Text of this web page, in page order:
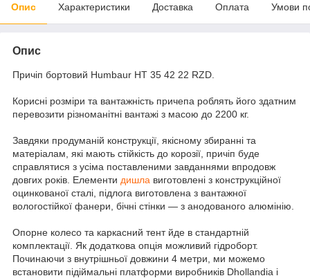
Опис Характеристики Доставка Оплата Умови
Опис
Причіп бортовий Humbaur HT 35 42 22 RZD.
Корисні розміри та вантажність причепа роблять його здатним
перевозити різноманітні вантажі з масою до 2200 кг.
Завдяки продуманій конструкції, якісному збиранні та
матеріалам, які мають стійкість до корозії, причіп буде
справлятися з усіма поставленими завданнями впродовж
довгих років. Елементи дишла виготовлені з конструкційної
оцинкованої сталі, підлога виготовлена з вантажної
вологостійкої фанери, бічні стінки — з анодованого алюмінію.
Опорне колесо та каркасний тент йде в стандартній
комплектації. Як додаткова опція можливий гідроборт.
Починаючи з внутрішньої довжини 4 метри, ми можемо
встановити підіймальні платформи виробників Dhollandia і